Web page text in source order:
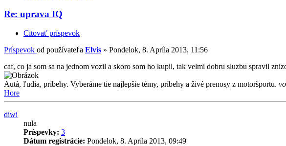
Re: uprava IQ
Citovať príspevok
Príspevok od používateľa Elvis » Pondelok, 8. Apríla 2013, 11:56
caf, co ja som sa na jednom vozil a skoro som ho kupil, tak velmi dobru sluzbu spravil
Autá, ľudia, príbehy. Vyberáme tie najlepšie témy, príbehy a živé prenosy z motoršportu.
Hore
diwi
nula
Príspevky: 3
Dátum registrácie: Pondelok, 8. Apríla 2013, 09:49